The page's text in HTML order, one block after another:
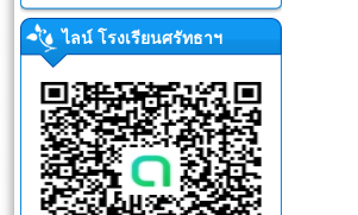
ไลน์ โรงเรียนศรัทธาฯ